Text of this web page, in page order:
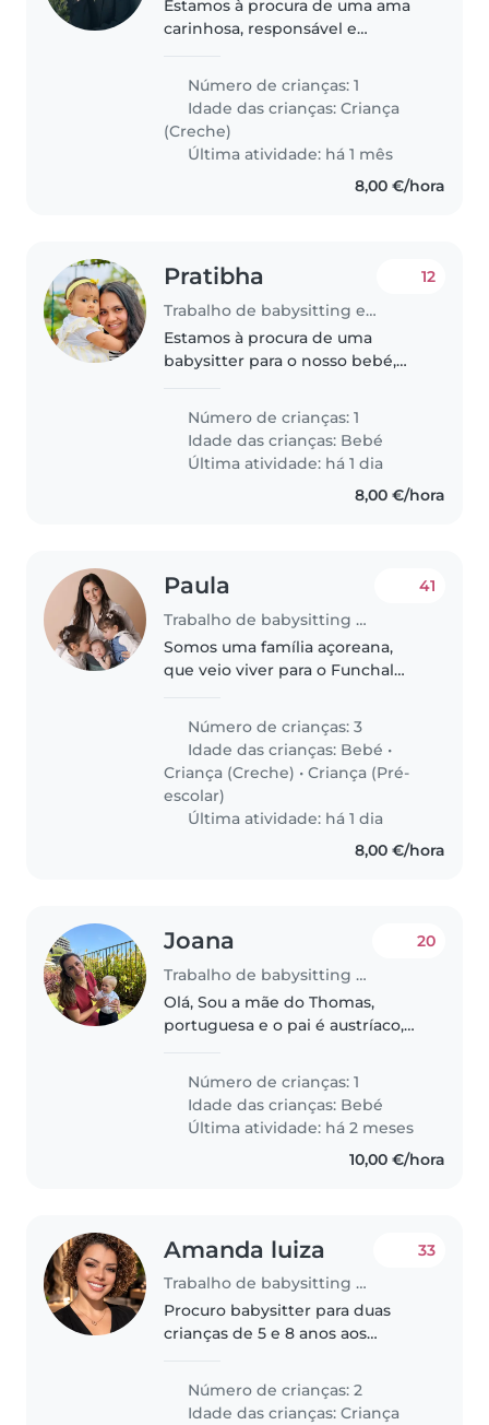
Estamos à procura de uma ama
carinhosa, responsável e
bebé de 11 meses. Informações
sobre a vaga: Idade do bebé: 11
meses. Localização: Vivemos
num apartamento..
Número de crianças: 1
Idade das crianças:Criança
(Creche)
Última atividade: há 1 mês
8,00 €/hora
Pratibha
Trabalho de babysitting em Funchal
12
Estamos à procura de uma
babysitter para o nosso bebé,
brincalhona e calma. Preferimos
que a babysitter fale inglês e
português e que possa receber o
bebé..
Número de crianças: 1
Idade das crianças: Bebé
Última atividade: há 1 dia
8,00 €/hora
Paula
Trabalho de babysitting em Funchal
41
Somos uma família açoreana,
que veio viver para o Funchal
marido que é jogador de futebol
e com três crianças pequenas, a
Alice de 5 anos, a Laura de 2
anos..
Número de crianças: 3
Idade das crianças: Bebé •
Criança (Creche) •Criança (Pré-
escolar)
Última atividade: há 1 dia
8,00 €/hora
Joana
Trabalho de babysitting em Funchal
20
Olá, Sou a mãe do Thomas,
portuguesa e o pai é austríaco,
2025, é muito activo e sorridente.
Adora brincar. Temos também..
Número de crianças: 1
Idade das crianças: Bebé
Última atividade: há 2 meses
10,00 €/hora
Amanda luiza
Trabalho de babysitting em Funchal
33
Procuro babysitter para duas
crianças de 5 e 8 anos aos
Número de crianças: 2
Idade das crianças:Criança